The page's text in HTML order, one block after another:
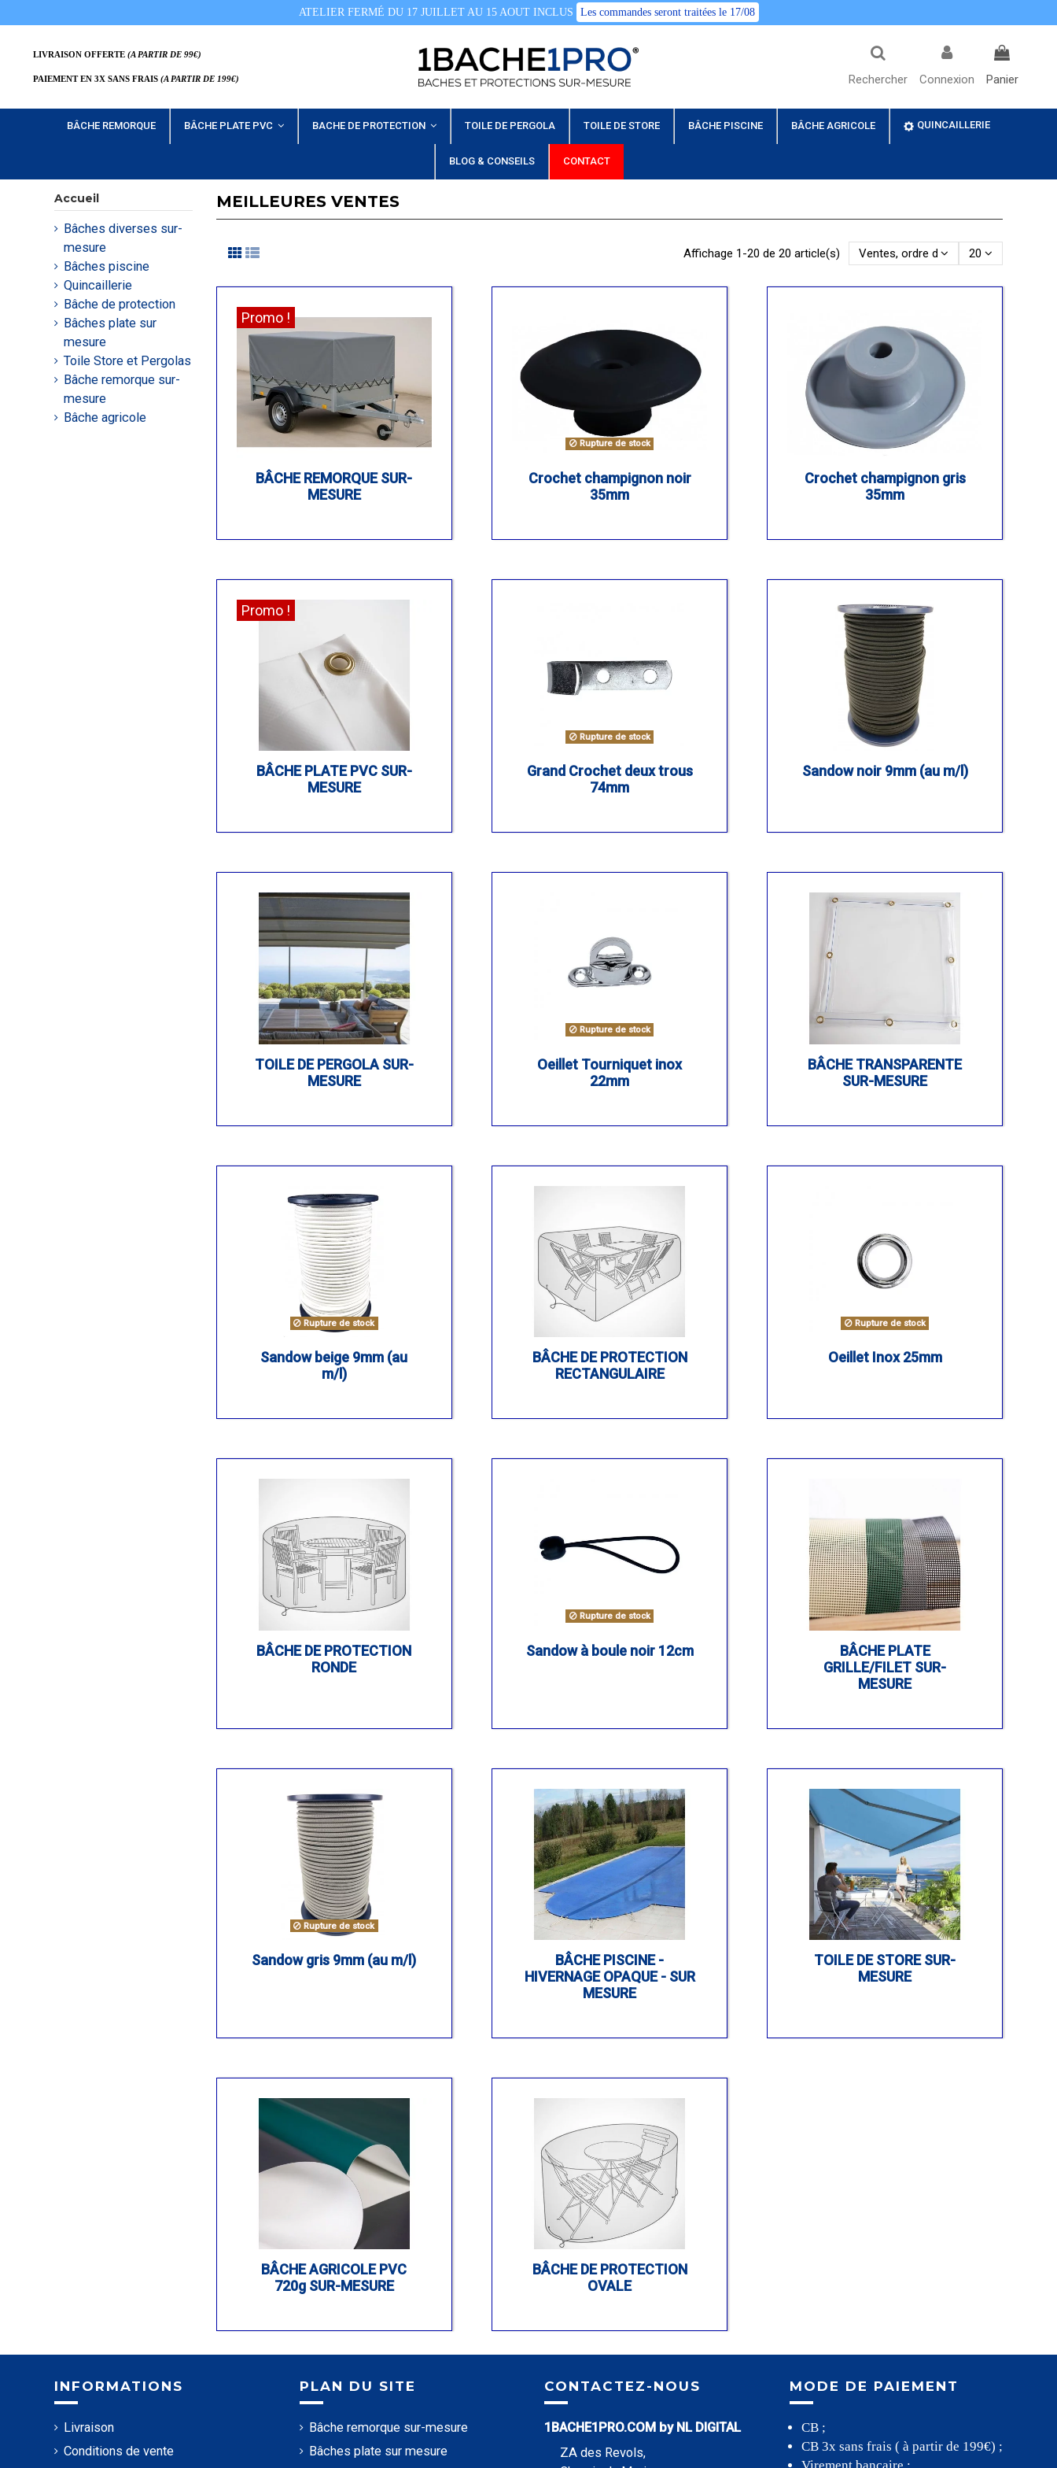
ATELIER FERMÉ DU 17 JUILLET AU 15 AOUT INCLUS Les commandes seront traitées le 17/08
LIVRAISON OFFERTE (A PARTIR DE 99€)
PAIEMENT EN 3X SANS FRAIS (A PARTIR DE 199€) Rechercher Connexion Panier
BÂCHE REMORQUE BÂCHE PLATE PVC BACHE DE PROTECTION TOILE DE PERGOLA TOILE DE STORE BÂCHE PISCINE BÂCHE AGRICOLE QUINCAILLERIE
BLOG & CONSEILS CONTACT
MEILLEURES VENTES
Affichage 1-20 de 20 article(s) Ventes, ordre décroissant
20
Promo !
BÂCHE REMORQUE SUR-
MESURE
Rupture de stock
Crochet champignon noir
35mm
Crochet champignon gris
35mm
Promo !
BÂCHE PLATE PVC SUR-
MESURE
Rupture de stock
Grand Crochet deux trous
74mm
Sandow noir 9mm (au m/l)
TOILE DE PERGOLA SUR-
MESURE
Rupture de stock
Oeillet Tourniquet inox
22mm
BÂCHE TRANSPARENTE
SUR-MESURE
Rupture de stock
Sandow beige 9mm (au
m/l)
BÂCHE DE PROTECTION
RECTANGULAIRE
Rupture de stock
Oeillet Inox 25mm
BÂCHE DE PROTECTION
RONDE
Rupture de stock
Sandow à boule noir 12cm
BÂCHE PLATE
GRILLE/FILET SUR-
MESURE
Rupture de stock
Sandow gris 9mm (au m/l)
BÂCHE PISCINE -
HIVERNAGE OPAQUE - SUR
MESURE
TOILE DE STORE SUR-
MESURE
BÂCHE AGRICOLE PVC
720g SUR-MESURE
BÂCHE DE PROTECTION
OVALE
Accueil
Bâches diverses sur-
mesure
Bâches piscine
Quincaillerie
Bâche de protection
Bâches plate sur
mesure
Toile Store et Pergolas
Bâche remorque sur-
mesure
Bâche agricole
INFORMATIONS
Livraison
Conditions de vente
PLAN DU SITE
Bâche remorque sur-mesure
Bâches plate sur mesure
CONTACTEZ-NOUS
1BACHE1PRO.COM by NL DIGITAL
ZA des Revols,
MODE DE PAIEMENT
CB ;
CB 3x sans frais ( à partir de 199€) ;